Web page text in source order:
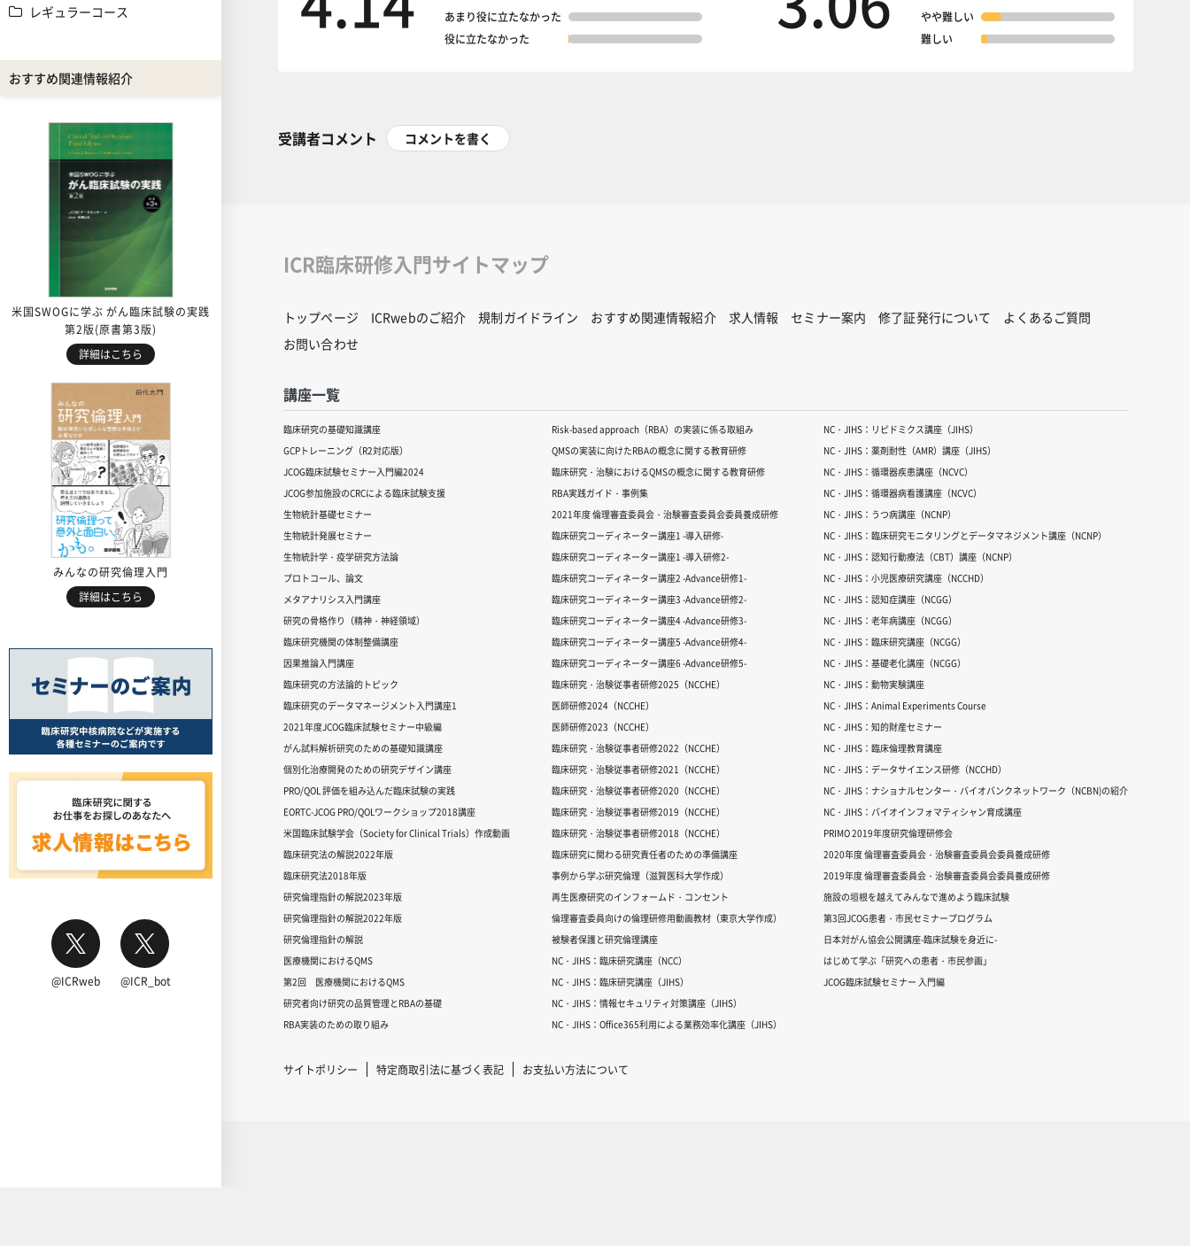
レギュラーコース
おすすめ関連情報紹介
米国SWOGに学ぶ がん臨床試験の実践
第2版(原書第3版)
詳細はこちら
みんなの研究倫理入門
詳細はこちら
@ICRweb @ICR_bot
あまり役に立たなかった
役に立たなかった
やや難しい
難しい
受講者コメント コメントを書く
ICR臨床研修入門サイトマップ
トップページ ICRwebのご紹介 規制ガイドライン おすすめ関連情報紹介 求人情報 セミナー案内 修了証発行について
よくあるご質問
お問い合わせ
講座一覧
臨床研究の基礎知識講座
GCPトレーニング（R2対応版）
JCOG臨床試験セミナー入門編2024
JCOG参加施設のCRCによる臨床試験支援
生物統計基礎セミナー
生物統計発展セミナー
生物統計学・疫学研究方法論
プロトコール、論文
メタアナリシス入門講座
研究の骨格作り（精神・神経領域）
臨床研究機関の体制整備講座
因果推論入門講座
臨床研究の方法論的トピック
臨床研究のデータマネージメント入門講座1
2021年度JCOG臨床試験セミナー中級編
がん試料解析研究のための基礎知識講座
個別化治療開発のための研究デザイン講座
PRO/QOL 評価を組み込んだ臨床試験の実践
EORTC-JCOG PRO/QOLワークショップ2018講座
米国臨床試験学会（Society for Clinical Trials）作成動画
臨床研究法の解説2022年版
臨床研究法2018年版
研究倫理指針の解説2023年版
研究倫理指針の解説2022年版
研究倫理指針の解説
医療機関におけるQMS
第2回 医療機関におけるQMS
研究者向け研究の品質管理とRBAの基礎
RBA実装のための取り組み
Risk-based approach（RBA）の実装に係る取組み
QMSの実装に向けたRBAの概念に関する教育研修
臨床研究・治験におけるQMSの概念に関する教育研修
RBA実践ガイド・事例集
2021年度 倫理審査委員会・治験審査委員会委員養成研修
臨床研究コーディネーター講座1 -導入研修-
臨床研究コーディネーター講座1 -導入研修2-
臨床研究コーディネーター講座2 -Advance研修1-
臨床研究コーディネーター講座3 -Advance研修2-
臨床研究コーディネーター講座4 -Advance研修3-
臨床研究コーディネーター講座5 -Advance研修4-
臨床研究コーディネーター講座6 -Advance研修5-
臨床研究・治験従事者研修2025（NCCHE）
医師研修2024（NCCHE）
医師研修2023（NCCHE）
臨床研究・治験従事者研修2022（NCCHE）
臨床研究・治験従事者研修2021（NCCHE）
臨床研究・治験従事者研修2020（NCCHE）
臨床研究・治験従事者研修2019（NCCHE）
臨床研究・治験従事者研修2018（NCCHE）
臨床研究に関わる研究責任者のための準備講座
事例から学ぶ研究倫理（滋賀医科大学作成）
再生医療研究のインフォームド・コンセント
倫理審査委員向けの倫理研修用動画教材（東京大学作成）
被験者保護と研究倫理講座
NC・JIHS：臨床研究講座（NCC）
NC・JIHS：臨床研究講座（JIHS）
NC・JIHS：情報セキュリティ対策講座（JIHS）
NC・JIHS：Office365利用による業務効率化講座（JIHS）
NC・JIHS：リピドミクス講座（JIHS）
NC・JIHS：薬剤耐性（AMR）講座（JIHS）
NC・JIHS：循環器疾患講座（NCVC）
NC・JIHS：循環器病看護講座（NCVC）
NC・JIHS：うつ病講座（NCNP）
NC・JIHS：臨床研究モニタリングとデータマネジメント講座（NCNP）
NC・JIHS：認知行動療法（CBT）講座（NCNP）
NC・JIHS：小児医療研究講座（NCCHD）
NC・JIHS：認知症講座（NCGG）
NC・JIHS：老年病講座（NCGG）
NC・JIHS：臨床研究講座（NCGG）
NC・JIHS：基礎老化講座（NCGG）
NC・JIHS：動物実験講座
NC・JIHS：Animal Experiments Course
NC・JIHS：知的財産セミナー
NC・JIHS：臨床倫理教育講座
NC・JIHS：データサイエンス研修（NCCHD）
NC・JIHS：ナショナルセンター・バイオバンクネットワーク（NCBN)の紹介
NC・JIHS：バイオインフォマティシャン育成講座
PRIMO 2019年度研究倫理研修会
2020年度 倫理審査委員会・治験審査委員会委員養成研修
2019年度 倫理審査委員会・治験審査委員会委員養成研修
施設の垣根を越えてみんなで進めよう臨床試験
第3回JCOG患者・市民セミナープログラム
日本対がん協会公開講座-臨床試験を身近に-
はじめて学ぶ「研究への患者・市民参画」
JCOG臨床試験セミナー 入門編
サイトポリシー 特定商取引法に基づく表記 お支払い方法について